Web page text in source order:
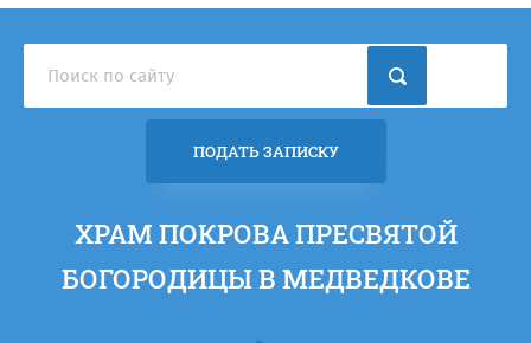
ХРАМ ПОКРОВА ПРЕСВЯТОЙ
БОГОРОДИЦЫ В МЕДВЕДКОВЕ
ПОДАТЬ ЗАПИСКУ